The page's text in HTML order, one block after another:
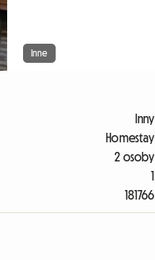
Inne
Inny
Homestay
2 osoby
1
181766